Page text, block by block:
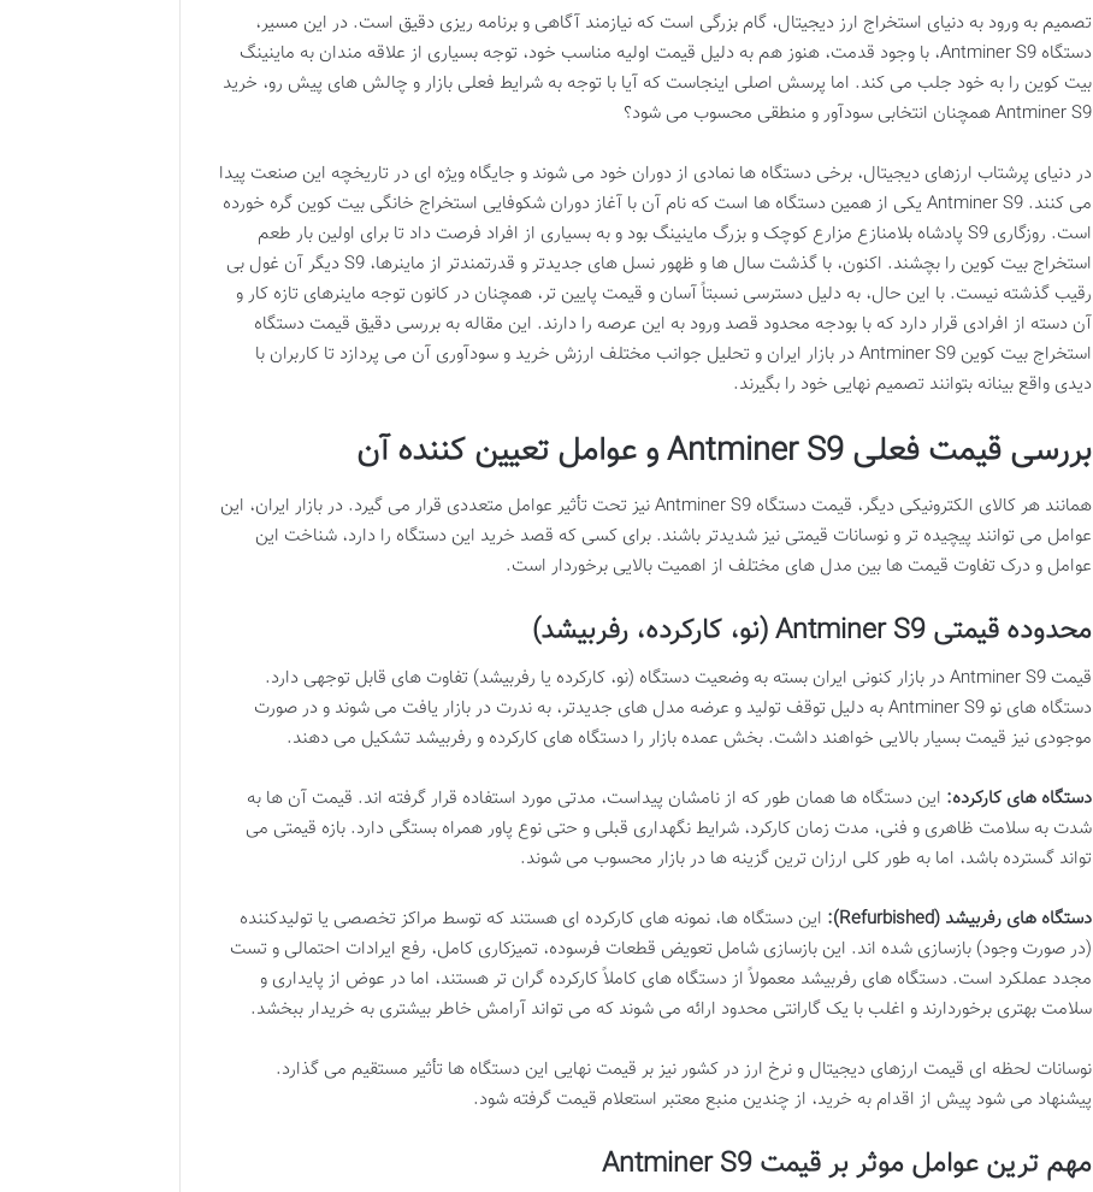
تصمیم به ورود به دنیای استخراج ارز دیجیتال، گام بزرگی است که نیازمند آگاهی و برنامه ریزی دقیق است. در این مسیر،
دستگاه Antminer S9، با وجود قدمت، هنوز هم به دلیل قیمت اولیه مناسب خود، توجه بسیاری از علاقه مندان به ماینینگ
بیت کوین را به خود جلب می کند. اما پرسش اصلی اینجاست که آیا با توجه به شرایط فعلی بازار و چالش های پیش رو، خرید
Antminer S9 همچنان انتخابی سودآور و منطقی محسوب می شود؟
در دنیای پرشتاب ارزهای دیجیتال، برخی دستگاه ها نمادی از دوران خود می شوند و جایگاه ویژه ای در تاریخچه این صنعت پیدا
می کنند. Antminer S9 یکی از همین دستگاه ها است که نام آن با آغاز دوران شکوفایی استخراج خانگی بیت کوین گره خورده
است. روزگاری S9 پادشاه بلامنازع مزارع کوچک و بزرگ ماینینگ بود و به بسیاری از افراد فرصت داد تا برای اولین بار طعم
استخراج بیت کوین را بچشند. اکنون، با گذشت سال ها و ظهور نسل های جدیدتر و قدرتمندتر از ماینرها، S9 دیگر آن غول بی
رقیب گذشته نیست. با این حال، به دلیل دسترسی نسبتاً آسان و قیمت پایین تر، همچنان در کانون توجه ماینرهای تازه کار و
آن دسته از افرادی قرار دارد که با بودجه محدود قصد ورود به این عرصه را دارند. این مقاله به بررسی دقیق قیمت دستگاه
استخراج بیت کوین Antminer S9 در بازار ایران و تحلیل جوانب مختلف ارزش خرید و سودآوری آن می پردازد تا کاربران با
دیدی واقع بینانه بتوانند تصمیم نهایی خود را بگیرند.
بررسی قیمت فعلی Antminer S9 و عوامل تعیین کننده آن
همانند هر کالای الکترونیکی دیگر، قیمت دستگاه Antminer S9 نیز تحت تأثیر عوامل متعددی قرار می گیرد. در بازار ایران، این
عوامل می توانند پیچیده تر و نوسانات قیمتی نیز شدیدتر باشند. برای کسی که قصد خرید این دستگاه را دارد، شناخت این
عوامل و درک تفاوت قیمت ها بین مدل های مختلف از اهمیت بالایی برخوردار است.
محدوده قیمتی Antminer S9 (نو، کارکرده، رفربیشد)
قیمت Antminer S9 در بازار کنونی ایران بسته به وضعیت دستگاه (نو، کارکرده یا رفربیشد) تفاوت های قابل توجهی دارد.
دستگاه های نو Antminer S9 به دلیل توقف تولید و عرضه مدل های جدیدتر، به ندرت در بازار یافت می شوند و در صورت
موجودی نیز قیمت بسیار بالایی خواهند داشت. بخش عمده بازار را دستگاه های کارکرده و رفربیشد تشکیل می دهند.
دستگاه های کارکرده: این دستگاه ها همان طور که از نامشان پیداست، مدتی مورد استفاده قرار گرفته اند. قیمت آن ها به
شدت به سلامت ظاهری و فنی، مدت زمان کارکرد، شرایط نگهداری قبلی و حتی نوع پاور همراه بستگی دارد. بازه قیمتی می
تواند گسترده باشد، اما به طور کلی ارزان ترین گزینه ها در بازار محسوب می شوند.
دستگاه های رفربیشد (Refurbished):
این دستگاه ها، نمونه های کارکرده ای هستند که توسط مراکز تخصصی یا تولیدکننده
(در صورت وجود) بازسازی شده اند. این بازسازی شامل تعویض قطعات فرسوده، تمیزکاری کامل، رفع ایرادات احتمالی و تست
مجدد عملکرد است. دستگاه های رفربیشد معمولاً از دستگاه های کاملاً کارکرده گران تر هستند، اما در عوض از پایداری و
سلامت بهتری برخوردارند و اغلب با یک گارانتی محدود ارائه می شوند که می تواند آرامش خاطر بیشتری به خریدار ببخشد.
نوسانات لحظه ای قیمت ارزهای دیجیتال و نرخ ارز در کشور نیز بر قیمت نهایی این دستگاه ها تأثیر مستقیم می گذارد.
پیشنهاد می شود پیش از اقدام به خرید، از چندین منبع معتبر استعلام قیمت گرفته شود.
مهم ترین عوامل موثر بر قیمت Antminer S9